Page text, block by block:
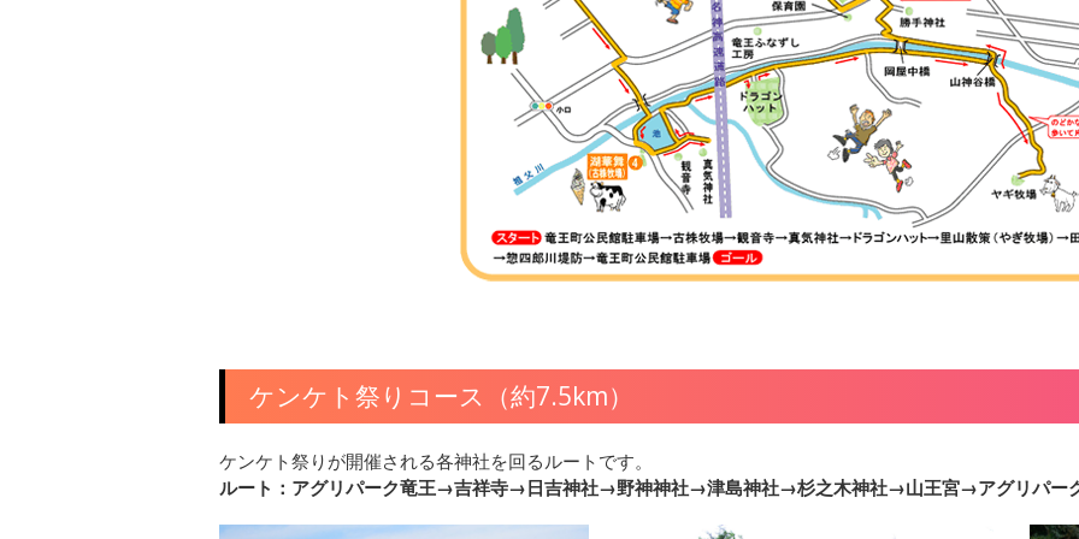
ケンケト祭りコース（約7.5km）
ケンケト祭りが開催される各神社を回るルートです。
ルート：アグリパーク竜王→吉祥寺→日吉神社→野神神社→津島神社→杉之木神社→山王宮→アグリパー